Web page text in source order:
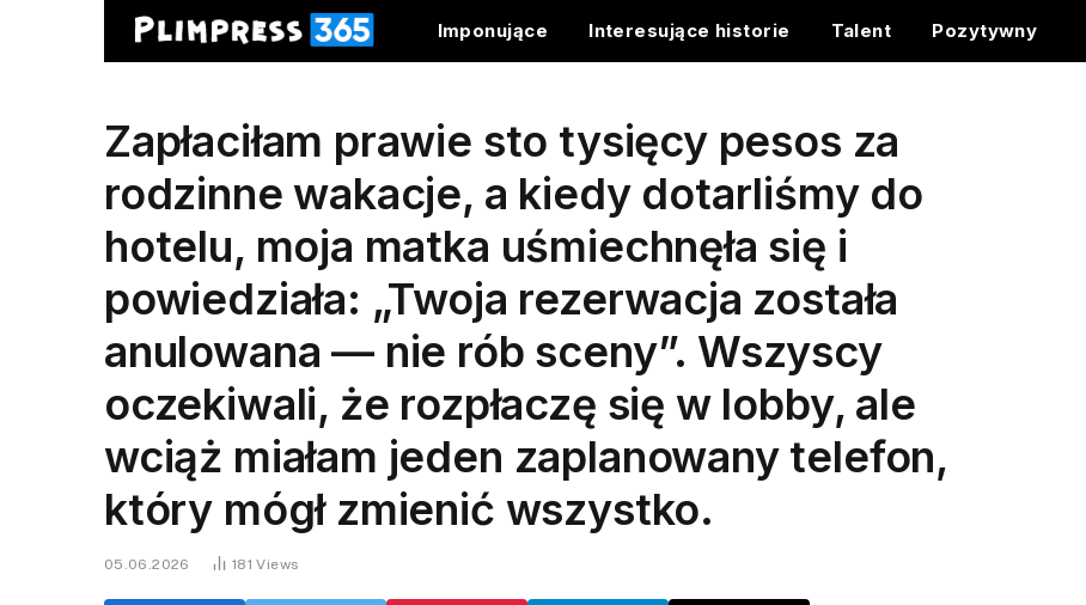
Imponujące Interesujące historie Talent Pozytywny
Zapłaciłam prawie sto tysięcy pesos za
rodzinne wakacje, a kiedy dotarliśmy do
hotelu, moja matka uśmiechnęła się i
powiedziała: „Twoja rezerwacja została
anulowana — nie rób sceny”. Wszyscy
oczekiwali, że rozpłaczę się w lobby, ale
wciąż miałam jeden zaplanowany telefon,
który mógł zmienić wszystko.
05.06.2026 181Views